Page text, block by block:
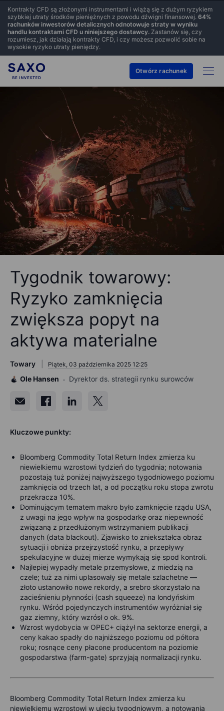
Kontrakty CFD są złożonymi instrumentami i wiążą się z dużym ryzykiem
szybkiej utraty środków pieniężnych z powodu dźwigni finansowej. 64%
rachunków inwestorów detalicznych odnotowuje straty w wyniku
handlu kontraktami CFD u niniejszego dostawcy. Zastanów się, czy
rozumiesz, jak działają kontrakty CFD, i czy możesz pozwolić sobie na
wysokie ryzyko utraty pieniędzy.
Otwórz rachunek
Tygodnik towarowy:
Ryzyko zamknięcia
zwiększa popyt na
aktywa materialne
Towary Piątek, 03 października 2025 12:25
Ole Hansen Dyrektor ds. strategii rynku surowców
Kluczowe punkty:
Bloomberg Commodity Total Return Index zmierza ku
niewielkiemu wzrostowi tydzień do tygodnia; notowania
pozostają tuż poniżej najwyższego tygodniowego poziomu
zamknięcia od trzech lat, a od początku roku stopa zwrotu
przekracza 10%.
Dominującym tematem makro było zamknięcie rządu USA,
z uwagi na jego wpływ na gospodarkę oraz niepewność
związaną z przedłużonym wstrzymaniem publikacji
danych (data blackout). Zjawisko to zniekształca obraz
sytuacji i obniża przejrzystość rynku, a przepływy
spekulacyjne w dużej mierze wymykają się spod kontroli.
Najlepiej wypadły metale przemysłowe, z miedzią na
czele; tuż za nimi uplasowały się metale szlachetne —
złoto ustanowiło nowe rekordy, a srebro skorzystało na
zacieśnieniu płynności (cash squeeze) na londyńskim
rynku. Wśród pojedynczych instrumentów wyróżniał się
gaz ziemny, który wzrósł o ok. 9%.
Wzrost wydobycia w OPEC+ ciążył na sektorze energii, a
ceny kakao spadły do najniższego poziomu od półtora
roku; rosnące ceny płacone producentom na poziomie
gospodarstwa (farm-gate) sprzyjają normalizacji rynku.
Bloomberg Commodity Total Return Index zmierza ku
niewielkiemu wzrostowi w ujęciu tygodniowym, a notowania